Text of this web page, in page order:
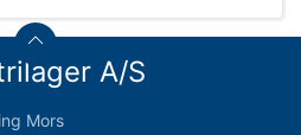
A/S
Mors